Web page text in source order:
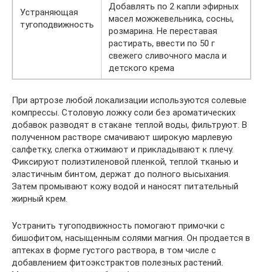
Устраняющая
тугоподвижность
Добавлять по 2 капли эфирных
масел можжевельника, сосны,
розмарина. Не переставая
растирать, ввести по 50 г
свежего сливочного масла и
детского крема
При артрозе любой локализации используются солевые
компрессы. Столовую ложку соли без ароматических
добавок разводят в стакане теплой воды, фильтруют. В
полученном растворе смачивают широкую марлевую
салфетку, слегка отжимают и прикладывают к плечу.
Фиксируют полиэтиленовой пленкой, теплой тканью и
эластичным бинтом, держат до полного высыхания.
Затем промывают кожу водой и наносят питательный
жирный крем.
Устранить тугоподвижность помогают примочки с
бишофитом, насыщенным солями магния. Он продается в
аптеках в форме густого раствора, в том числе с
добавлением фитоэкстрактов полезных растений.